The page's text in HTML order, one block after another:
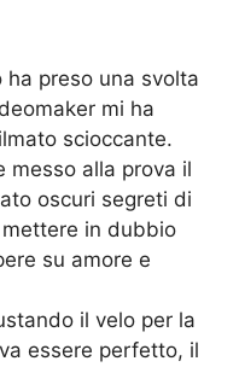
ha preso una svolta
mi ha
scioccante.
messo alla prova il
oscuri segreti di
in dubbio
su amore e
il velo per la
essere perfetto, il